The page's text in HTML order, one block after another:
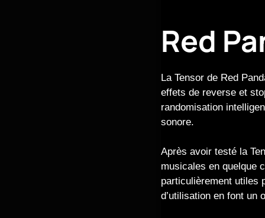
Red
La Tensor de Red
effets de reverse et
randomisation
sonore.
Après avoir testé la
musicales en quelque
particulièrement utiles
d’utilisation en font un